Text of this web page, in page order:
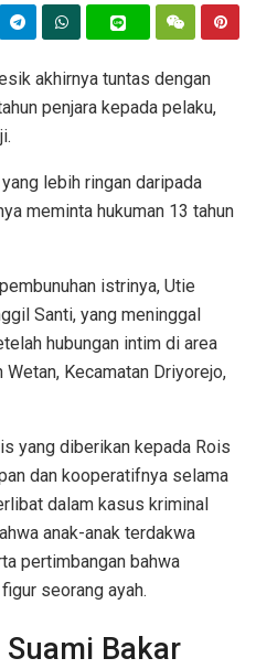
akhirnya tuntas dengan
penjara kepada pelaku,
lebih ringan daripada
meminta hukuman 13 tahun
istrinya, Utie
Santi, yang meninggal
hubungan intim di area
Kecamatan Driyorejo,
yang diberikan kepada Rois
dan kooperatifnya selama
dalam kasus kriminal
anak-anak terdakwa
pertimbangan bahwa
seorang ayah.
Bakar